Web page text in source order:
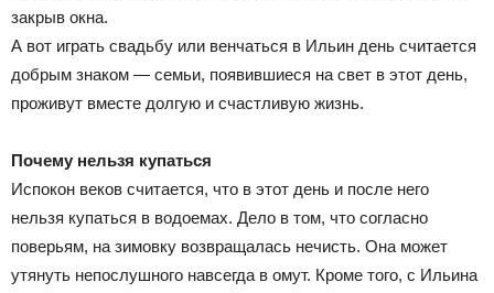
закрыв окна.
А вот играть свадьбу или венчаться в Ильин день считается
добрым знаком — семьи, появившиеся на свет в этот день,
проживут вместе долгую и счастливую жизнь.
Почему нельзя купаться
Испокон веков считается, что в этот день и после него
нельзя купаться в водоемах. Дело в том, что согласно
поверьям, на зимовку возвращалась нечисть. Она может
утянуть непослушного навсегда в омут. Кроме того, с Ильина